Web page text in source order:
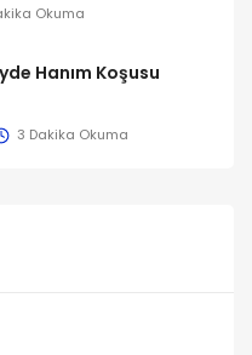
Okuma
Hanım Koşusu
3 Dakika Okuma